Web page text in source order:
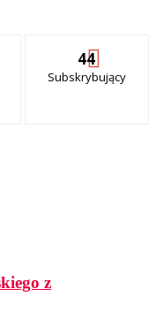
44
Subskrybujący
z